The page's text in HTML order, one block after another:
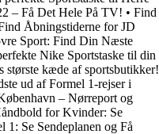
– Få Det Hele På TV! • Find
Åbningstiderne for JD
Sport: Find Din Næste
Nike Sportstaske til din
største kæde af sportsbutikker!
ud af Formel 1-rejser i
– Nørreport og
for Kvinder: Se
1: Se Sendeplanen og Få